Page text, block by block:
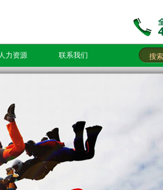
人力资源 联系我们